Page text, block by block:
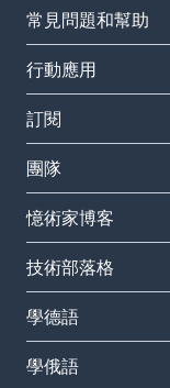
常見問題和幫助
行動應用
訂閱
團隊
憶術家博客
技術部落格
學德語
學俄語